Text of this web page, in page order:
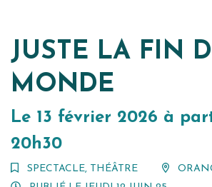
JUSTE LA FIN
MONDE
Le 13 février 2026 à
20h30
SPECTACLE, THÉÂTRE